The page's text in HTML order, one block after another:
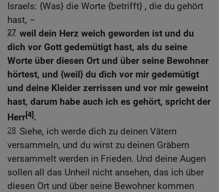
Israels: {Was} die Worte {betrifft} , die du gehört
hast, –
27 weil dein Herz weich geworden ist und du
dich vor Gott gedemütigt hast, als du seine
Worte über diesen Ort und über seine Bewohner
hörtest, und {weil} du dich vor mir gedemütigt
und deine Kleider zerrissen und vor mir geweint
hast, darum habe auch ich es gehört, spricht der
Herr[4].
28 Siehe, ich werde dich zu deinen Vätern
versammeln, und du wirst zu deinen Gräbern
versammelt werden in Frieden. Und deine Augen
sollen all das Unheil nicht ansehen, das ich über
diesen Ort und über seine Bewohner kommen